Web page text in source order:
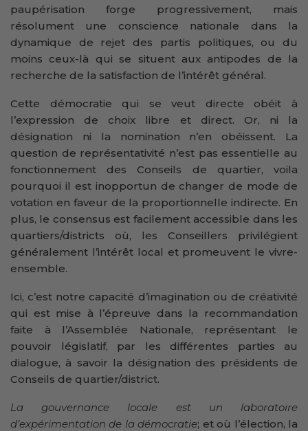
paupérisation forge progressivement, mais
résolument une conscience nationale dans la
dynamique de rejet des partis politiques, ou du
moins ceux-là qui se situent aux antipodes de la
recherche de la satisfaction de l’intérêt général.
Cette démocratie qui se veut directe obéit à
l’expression de choix libre et direct. Or, ni la
désignation ni la nomination n’en obéissent. La
question de représentativité n’est pas essentielle au
fonctionnement des Conseils de quartier, voila
pourquoi il est inopportun de changer de mode de
votation en faveur de la proportionnelle indirecte. En
plus, le consensus est facilement accessible dans les
quartiers/districts où, les Conseillers privilégient
généralement l’intérêt local et promeuvent le vivre-
ensemble.
Ici, c’est notre capacité d’imagination ou de créativité
qui est mise à l’épreuve dans la recommandation
faite à l’Assemblée Nationale, représentant le
pouvoir législatif, par les différentes parties au
dialogue, à savoir la désignation des présidents de
Conseils de quartier/district.
La gouvernance locale est un laboratoire
d’expérimentation de la démocratie; et où l’élection, la